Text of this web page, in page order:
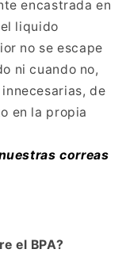
encastrada en
liquido
no se escape
ni cuando no,
de
en la propia
correas
el BPA?